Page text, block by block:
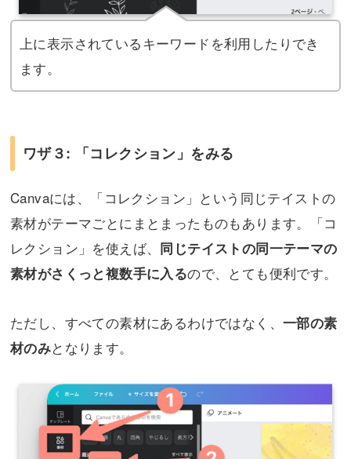
上に表示されているキーワードを利用したりでき
ます。
ワザ３: 「コレクション」をみる
Canvaには、「コレクション」という同じテイストの
素材がテーマごとにまとまったものもあります。「コ
レクション」を使えば、 同じテイストの同一テーマの
素材がさくっと複数手に入るので、とても便利です。
ただし、すべての素材にあるわけではなく、 一部の素
材のみとなります。